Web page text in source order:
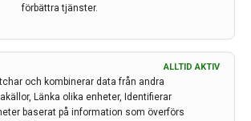
förbättra tjänster.
ALLTID AKTIV
och kombinerar data från andra
Länka olika enheter, Identifierar
baserat på information som överförs